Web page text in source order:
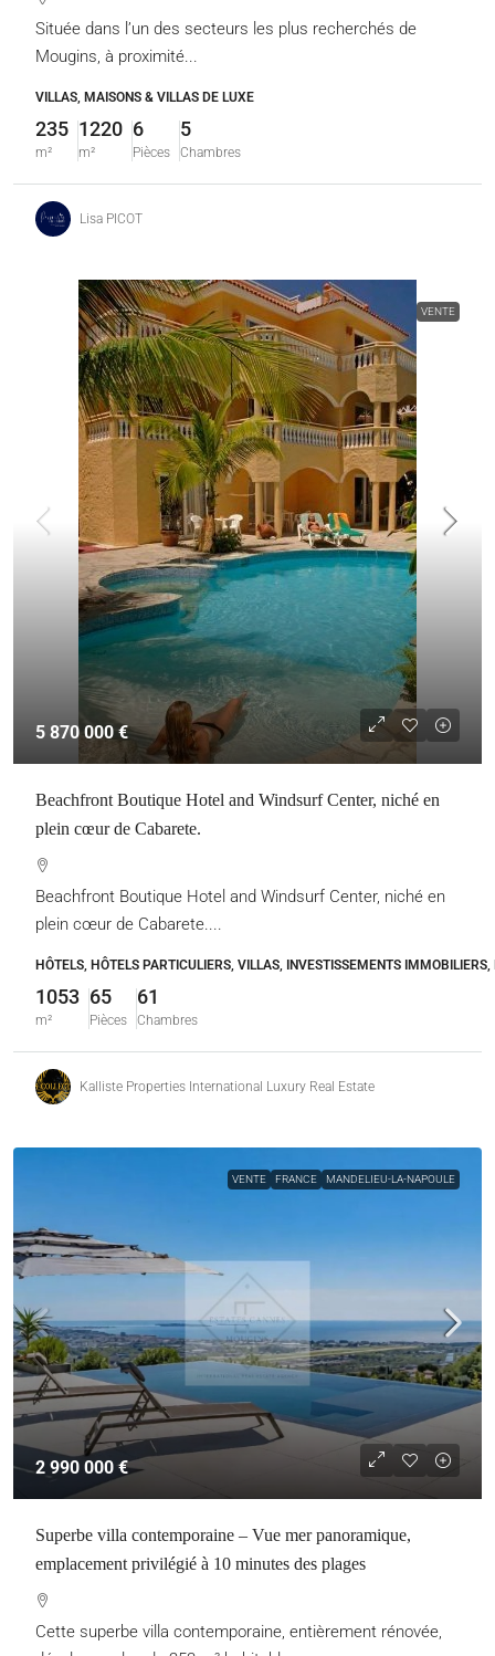
Située dans l’un des secteurs les plus recherchés de
Mougins, à proximité...
VILLAS, MAISONS & VILLAS DE LUXE
235
m²
1220
m²
6
Pièces
5
Chambres
Lisa PICOT
VENTE
5 870 000 €
Beachfront Boutique Hotel and Windsurf Center, niché en
plein cœur de Cabarete.
Beachfront Boutique Hotel and Windsurf Center, niché en
plein cœur de Cabarete....
HÔTELS, HÔTELS PARTICULIERS, VILLAS, INVESTISSEMENTS
1053
m²
65
Pièces
61
Chambres
Kalliste Properties International Luxury Real Estate
VENTE FRANCE MANDELIEU-LA-NAPOULE
2 990 000 €
Superbe villa contemporaine – Vue mer panoramique,
emplacement privilégié à 10 minutes des plages
Cette superbe villa contemporaine, entièrement rénovée,